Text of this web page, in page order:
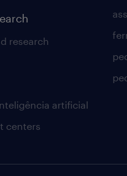
research
artificial
centers